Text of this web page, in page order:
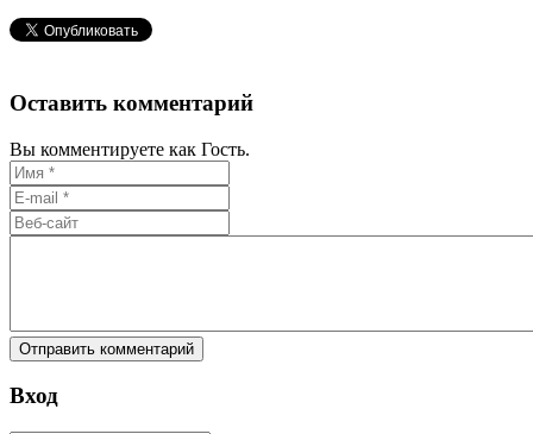
Оставить комментарий
Вы комментируете как Гость.
Вход